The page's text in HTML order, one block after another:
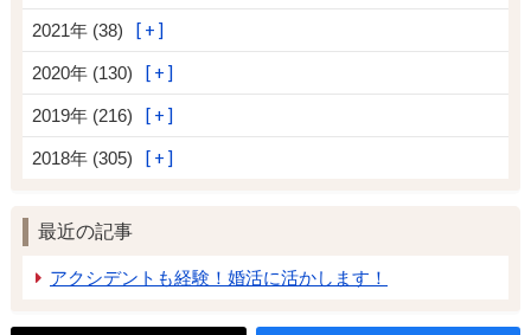
2021年 (38)
2020年 (130)
2019年 (216)
2018年 (305)
最近の記事
アクシデントも経験！婚活に活かします！